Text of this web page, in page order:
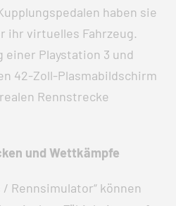
haben sie
ihr virtuelles Fahrzeug.
einer Playstation 3 und
42-Zoll-Plasmabildschirm
Rennstrecke
und Wettkämpfe
/ Rennsimulator“ können